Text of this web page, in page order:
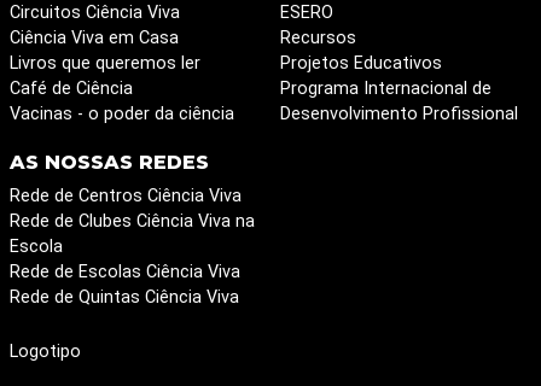
Circuitos Ciência Viva
Ciência Viva em Casa
Livros que queremos ler
Café de Ciência
Vacinas - o poder da ciência
ESERO
Recursos
Projetos Educativos
Programa Internacional de
Desenvolvimento Profissional
AS NOSSAS REDES
Rede de Centros Ciência Viva
Rede de Clubes Ciência Viva na
Escola
Rede de Escolas Ciência Viva
Rede de Quintas Ciência Viva
Logotipo